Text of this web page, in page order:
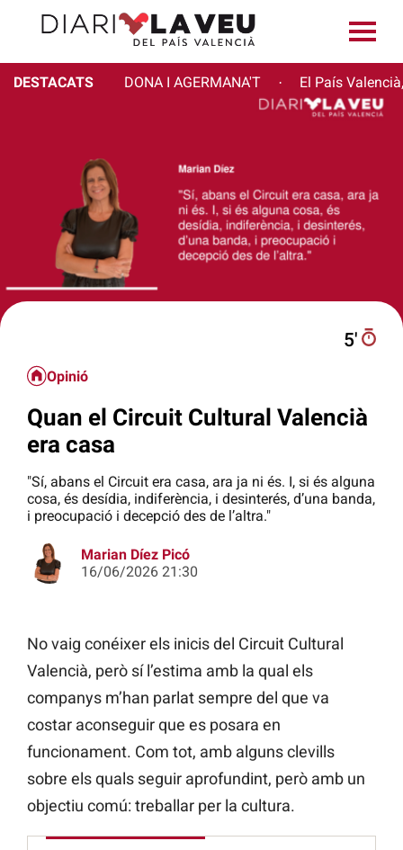
DESTACATS DONA I AGERMANA'T · El País
5′
Opinió
Quan el Circuit Cultural Valencià
era casa
"Sí, abans el Circuit era casa, ara ja ni és. I, si és alguna
cosa, és desídia, indiferència, i desinterés, d’una banda,
i preocupació i decepció des de l’altra."
Marian Díez Picó
16/06/2026 21:30
No vaig conéixer els inicis del Circuit Cultural
Valencià, però sí l’estima amb la qual els
companys m’han parlat sempre del que va
costar aconseguir que es posara en
funcionament. Com tot, amb alguns clevills
sobre els quals seguir aprofundint, però amb un
objectiu comú: treballar per la cultura.